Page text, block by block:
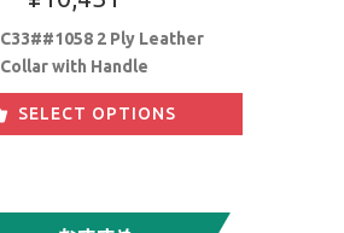
C33##1058 2 Ply Leather
Collar with Handle
SELECT OPTIONS